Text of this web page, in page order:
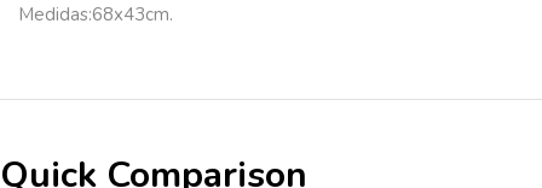
Medidas:68x43cm.
Quick Comparison